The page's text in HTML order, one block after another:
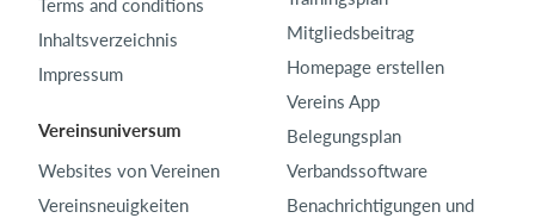
Terms and conditions
Inhaltsverzeichnis
Impressum
Vereinsuniversum
Websites von Vereinen
Vereinsneuigkeiten
Mitgliedsbeitrag
Homepage erstellen
Vereins App
Belegungsplan
Verbandssoftware
Benachrichtigungen und